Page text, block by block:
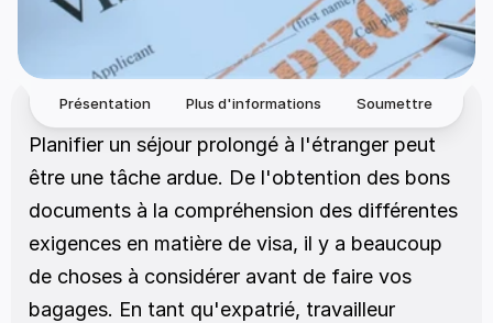
Présentation Plus d'informations Soumettre
Planifier un séjour prolongé à l'étranger peut
être une tâche ardue. De l'obtention des bons
documents à la compréhension des différentes
exigences en matière de visa, il y a beaucoup
de choses à considérer avant de faire vos
bagages. En tant qu'expatrié, travailleur